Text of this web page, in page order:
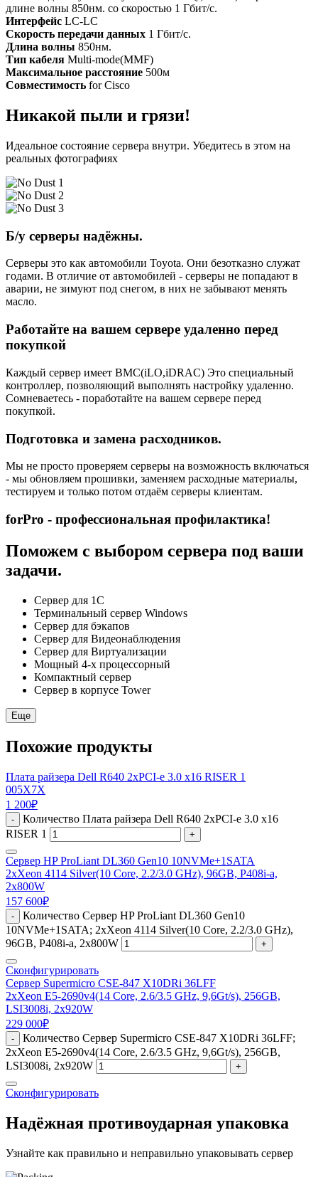
длине волны 850нм. со скоростью 1 Гбит/с.
Интерфейс LC-LC
Скорость передачи данных 1 Гбит/с.
Длина волны 850нм.
Тип кабеля Multi-mode(MMF)
Максимальное расстояние 500м
Совместимость for Cisco
Никакой пыли и грязи!
Идеальное состояние сервера внутри. Убедитесь в этом на
реальных фотографиях
Б/у серверы надёжны.
Серверы это как автомобили Toyota. Они безотказно служат
годами. В отличие от автомобилей - серверы не попадают в
аварии, не зимуют под снегом, в них не забывают менять
масло.
Работайте на вашем сервере удаленно перед
покупкой
Каждый сервер имеет BMC(iLO,iDRAC) Это специальный
контроллер, позволяющий выполнять настройку удаленно.
Сомневаетесь - поработайте на вашем сервере перед
покупкой.
Подготовка и замена расходников.
Мы не просто проверяем серверы на возможность включаться
- мы обновляем прошивки, заменяем расходные материалы,
тестируем и только потом отдаём серверы клиентам.
forPro - профессиональная профилактика!
Поможем с выбором сервера под ваши
задачи.
Сервер для 1С
Терминальный сервер Windows
Сервер для бэкапов
Сервер для Видеонаблюдения
Сервер для Виртуализации
Мощный 4-х процессорный
Компактный сервер
Сервер в корпусе Tower
Еще
Похожие продукты
Плата райзера Dell R640 2xPCI-e 3.0 x16 RISER 1
005X7X
1 200₽
-
Количество Плата райзера Dell R640 2xPCI-e 3.0 x16
RISER 1
+
Сервер HP ProLiant DL360 Gen10 10NVMe+1SATA
2xXeon 4114 Silver(10 Core, 2.2/3.0 GHz), 96GB, P408i-a,
2x800W
157 600₽
-
Количество Сервер HP ProLiant DL360 Gen10
10NVMe+1SATA; 2xXeon 4114 Silver(10 Core, 2.2/3.0 GHz),
96GB, P408i-a, 2x800W
+
Сконфигурировать
Сервер Supermicro CSE-847 X10DRi 36LFF
2xXeon E5-2690v4(14 Core, 2.6/3.5 GHz, 9,6Gt/s), 256GB,
LSI3008i, 2x920W
229 000₽
-
Количество Сервер Supermicro CSE-847 X10DRi 36LFF;
2xXeon E5-2690v4(14 Core, 2.6/3.5 GHz, 9,6Gt/s), 256GB,
LSI3008i, 2x920W
+
Сконфигурировать
Надёжная противоударная упаковка
Узнайте как правильно и неправильно упаковывать сервер